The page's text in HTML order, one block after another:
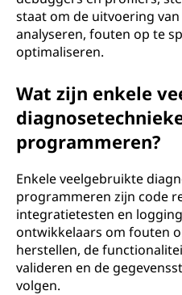
staat om de uitvoering
analyseren, fouten op te
optimaliseren.
Wat zijn enkele
programmeren?
Enkele veelgebruikte
programmeren zijn code
integratietesten en
ontwikkelaars om fouten
herstellen, de
valideren en de
volgen.